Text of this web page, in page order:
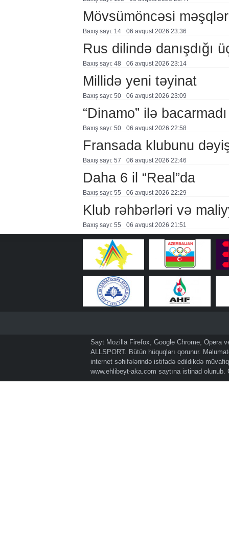
Mövsümöncəsi
Baxış sayı: 14 06 avqust 2026 23:36
Rus dilində danışdığı
Baxış sayı: 48 06 avqust 2026 23:14
Millidə yeni təyinat
Baxış sayı: 50 06 avqust 2026 23:09
“Dinamo” ilə bacarmadı
Baxış sayı: 50 06 avqust 2026 22:58
Fransada klubunu
Baxış sayı: 57 06 avqust 2026 22:46
Daha 6 il “Real”da
Baxış sayı: 55 06 avqust 2026 22:29
Klub rəhbərləri və
Baxış sayı: 55 06 avqust 2026 21:51
Sayt Mozilla Firefox, Google Chrome, Opera
ALLSPORT. Bütün hüquqları qorunur.
internet səhifələrində istifadə edildikdə
www.ehlibeyt-aka.com saytına istinad olunub.